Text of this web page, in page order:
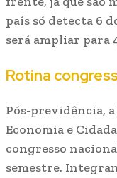
país só detecta 6
será ampliar para
Rotina
Pós-previdência,
Economia e
congresso
semestre.